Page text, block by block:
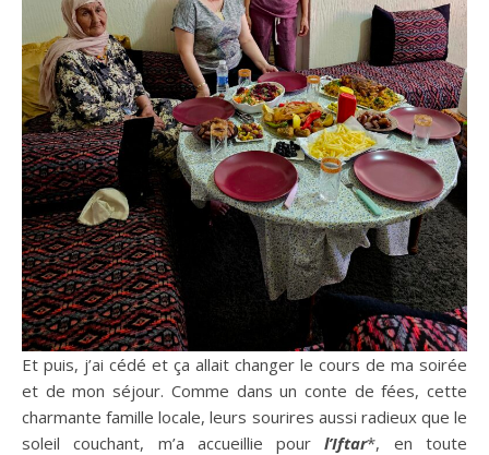
Et puis, j’ai cédé et ça allait changer le cours de ma soirée
et de mon séjour. Comme dans un conte de fées, cette
charmante famille locale, leurs sourires aussi radieux que le
soleil couchant, m’a accueillie pourl’Iftar*, en toute